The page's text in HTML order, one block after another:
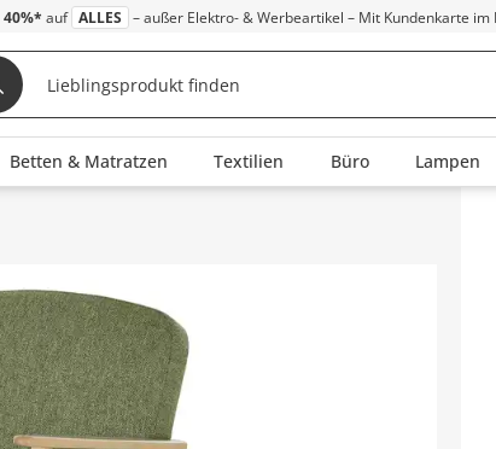
40%* auf ALLES – außer Elektro- & Werbeartikel – Mit Kundenkarte im
Betten & Matratzen Textilien Büro Lampen